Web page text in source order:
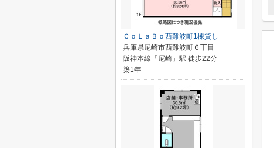
ＣｏＬａＢｏ西難波町1棟貸し
兵庫県尼崎市西難波町６丁目
阪神本線「尼崎」駅 徒歩22分
築1年